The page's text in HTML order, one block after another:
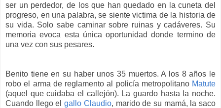
ser un perdedor, de los que han quedado en la cuneta del
progreso, en una palabra, se siente victima de la historia de
su vida. Solo sabe caminar sobre ruinas y cadáveres. Su
memoria evoca esta única oportunidad donde termino de
una vez con sus pesares.
Benito tiene en su haber unos 35 muertos. A los 8 años le
robo el arma de reglamento al policía metropolitano Matute
(aquel que cuidaba el callejón). La guardo hasta la noche.
Cuando llego elgallo Claudio, marido de su mamá, la saco